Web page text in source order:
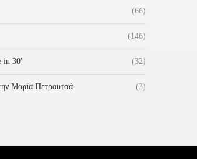
(66)
(146)
in 30' (32)
Μαρία Πετρουτσά (3)